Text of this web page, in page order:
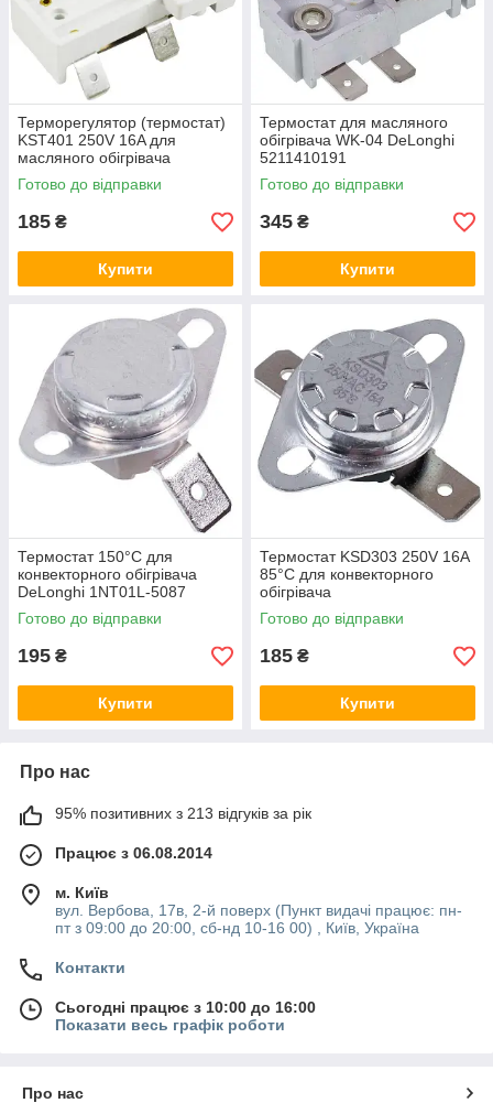
Терморегулятор (термостат)
KST401 250V 16A для
масляного обігрівача
KST401-90
Готово до відправки
185 ₴
Купити
Термостат для масляного
обігрівача WK-04 DeLonghi
5211410191
Готово до відправки
345 ₴
Купити
Термостат 150°C для
конвекторного обігрівача
DeLonghi 1NT01L-5087
5208200000
Готово до відправки
195 ₴
Купити
Термостат KSD303 250V 16A
85°C для конвекторного
обігрівача
Готово до відправки
185 ₴
Купити
Про нас
95% позитивних з 213 відгуків за рік
Працює з 06.08.2014
м. Київ
вул. Вербова, 17в, 2-й поверх (Пункт видачі працює: пн-
пт з 09:00 до 20:00, сб-нд 10-16 00) , Київ, Україна
Контакти
Сьогодні працює з 10:00 до 16:00
Показати весь графік роботи
Про нас